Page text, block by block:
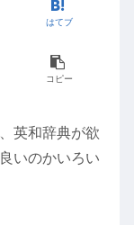
はてブ
コピー
英和辞典が欲
いのかいろい